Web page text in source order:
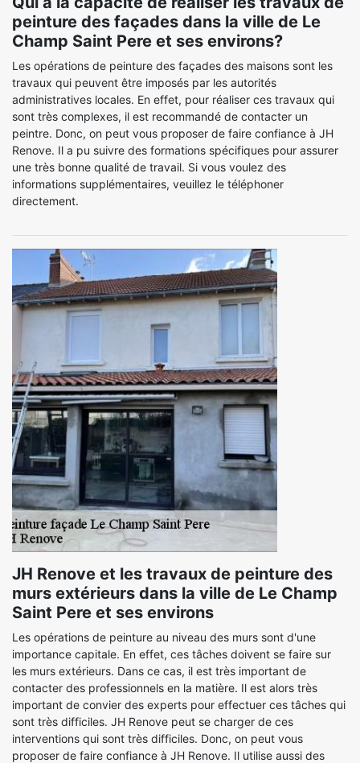
peinture des façades dans la ville de Le
Champ Saint Pere et ses environs?
Les opérations de peinture des façades des maisons sont les
travaux qui peuvent être imposés par les autorités
administratives locales. En effet, pour réaliser ces travaux qui
sont très complexes, il est recommandé de contacter un
peintre. Donc, on peut vous proposer de faire confiance à JH
Renove. Il a pu suivre des formations spécifiques pour assurer
une très bonne qualité de travail. Si vous voulez des
informations supplémentaires, veuillez le téléphoner
directement.
JH Renove et les travaux de peinture des
murs extérieurs dans la ville de Le Champ
Saint Pere et ses environs
Les opérations de peinture au niveau des murs sont d'une
importance capitale. En effet, ces tâches doivent se faire sur
les murs extérieurs. Dans ce cas, il est très important de
contacter des professionnels en la matière. Il est alors très
important de convier des experts pour effectuer ces tâches qui
sont très difficiles. JH Renove peut se charger de ces
interventions qui sont très difficiles. Donc, on peut vous
proposer de faire confiance à JH Renove. Il utilise aussi des